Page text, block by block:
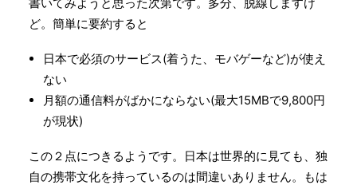
ど。簡単に要約すると
日本で必須のサービス(着うた、モバゲーなど)が使え
ない
月額の通信料がばかにならない(最大15MBで9,800円
が現状)
この２点につきるようです。日本は世界的に見ても、独
自の携帯文化を持っているのは間違いありません。もは